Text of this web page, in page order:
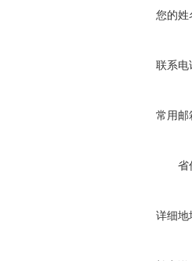
您的姓
联系电
常用邮
省
详细地